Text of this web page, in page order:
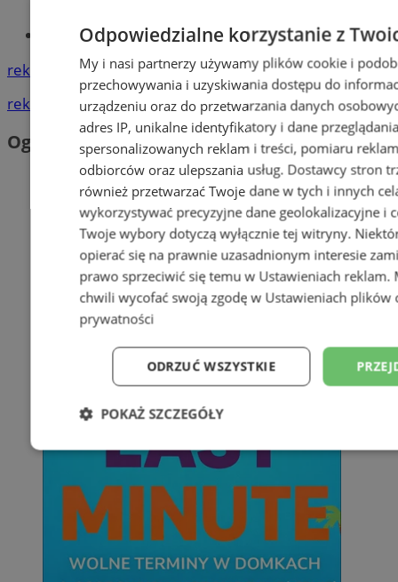
Tworzenie stron www - Orzesze
reklama
reklama
Ogłoszenia
Odpowiedzialne korzystanie z
My i nasi partnerzy używamy plików cookie i
przechowywania i uzyskiwania dostępu do
urządzeniu oraz do przetwarzania danych
adres IP, unikalne identyfikatory i dane
spersonalizowanych reklam i treści, pomiaru
odbiorców oraz ulepszania usług. Dostawcy stron
również przetwarzać Twoje dane w tych i innych
wykorzystywać precyzyjne dane geolokalizacyjne i
Twoje wybory dotyczą wyłącznie tej witryny.
opierać się na prawnie uzasadnionym interesie
prawo sprzeciwić się temu w Ustawieniach reklam.
chwili wycofać swoją zgodę w Ustawieniach plików
prywatności
ODRZUĆ WSZYSTKIE
POKAŻ SZCZEGÓŁY
Niezbędne Wydajność
Niesklasyfikowane